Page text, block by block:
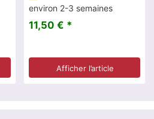
environ 2-3 semaines
11,50 € *
Afficher l’article